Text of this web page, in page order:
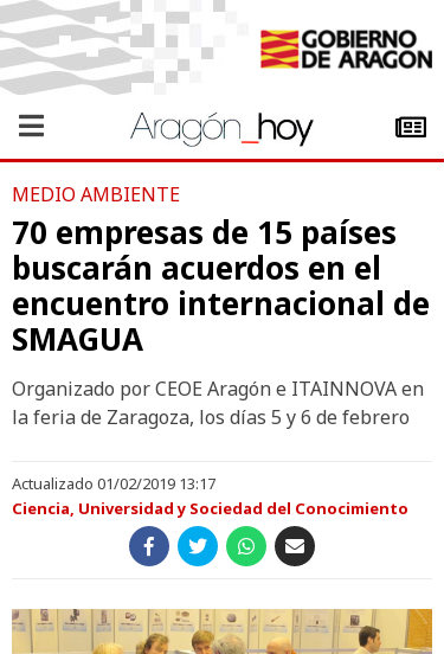
MEDIO AMBIENTE
70 empresas de 15 países
buscarán acuerdos en el
encuentro internacional de
SMAGUA
Organizado por CEOE Aragón e ITAINNOVA en
la feria de Zaragoza, los días 5 y 6 de febrero
Actualizado 01/02/2019 13:17
Ciencia, Universidad y Sociedad del Conocimiento